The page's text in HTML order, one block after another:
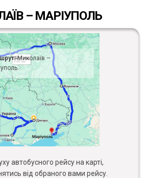
– МАРІУПОЛЬ
Миколаїв –
автобусного рейсу на карті,
від обраного вами рейсу.